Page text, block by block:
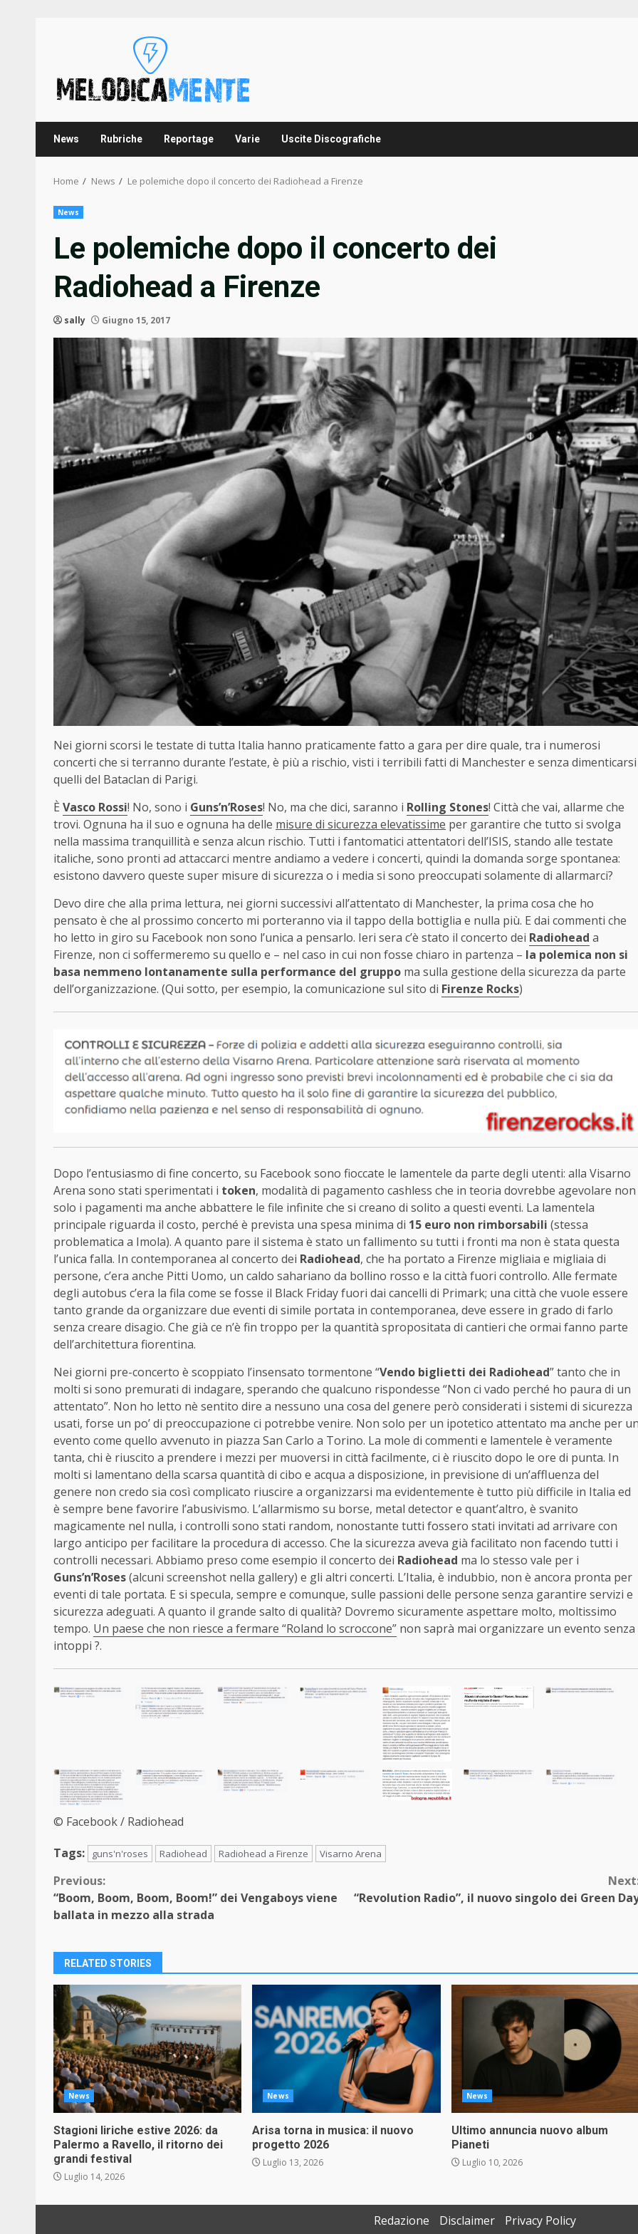
News Rubriche Reportage Varie Uscite Discografiche
Home News Le polemiche dopo il concerto dei Radiohead a Firenze
News
Le polemiche dopo il concerto dei
Radiohead a Firenze
sally Giugno 15, 2017
Nei giorni scorsi le testate di tutta Italia hanno praticamente fatto a gara per dire quale, tra i numerosi
concerti che si terranno durante l’estate, è più a rischio, visti i terribili fatti di Manchester e senza dimenticarsi
quelli del Bataclan di Parigi.
È Vasco Rossi! No, sono i Guns’n’Roses! No, ma che dici, saranno i Rolling Stones! Città che vai, allarme che
trovi. Ognuna ha il suo e ognuna ha delle misure di sicurezza elevatissime per garantire che tutto si svolga
nella massima tranquillità e senza alcun rischio. Tutti i fantomatici attentatori dell’ISIS, stando alle testate
italiche, sono pronti ad attaccarci mentre andiamo a vedere i concerti, quindi la domanda sorge spontanea:
esistono davvero queste super misure di sicurezza o i media si sono preoccupati solamente di allarmarci?
Devo dire che alla prima lettura, nei giorni successivi all’attentato di Manchester, la prima cosa che ho
pensato è che al prossimo concerto mi porteranno via il tappo della bottiglia e nulla più. E dai commenti che
ho letto in giro su Facebook non sono l’unica a pensarlo. Ieri sera c’è stato il concerto dei Radiohead a
Firenze, non ci soffermeremo su quello e – nel caso in cui non fosse chiaro in partenza – la polemica non si
basa nemmeno lontanamente sulla performance del gruppo ma sulla gestione della sicurezza da parte
dell’organizzazione. (Qui sotto, per esempio, la comunicazione sul sito di Firenze Rocks)
Dopo l’entusiasmo di fine concerto, su Facebook sono fioccate le lamentele da parte degli utenti: alla Visarno
Arena sono stati sperimentati i token, modalità di pagamento cashless che in teoria dovrebbe agevolare non
solo i pagamenti ma anche abbattere le file infinite che si creano di solito a questi eventi. La lamentela
principale riguarda il costo, perché è prevista una spesa minima di 15 euro non rimborsabili (stessa
problematica a Imola). A quanto pare il sistema è stato un fallimento su tutti i fronti ma non è stata questa
l’unica falla. In contemporanea al concerto dei Radiohead, che ha portato a Firenze migliaia e migliaia di
persone, c’era anche Pitti Uomo, un caldo sahariano da bollino rosso e la città fuori controllo. Alle fermate
degli autobus c’era la fila come se fosse il Black Friday fuori dai cancelli di Primark; una città che vuole essere
tanto grande da organizzare due eventi di simile portata in contemporanea, deve essere in grado di farlo
senza creare disagio. Che già ce n’è fin troppo per la quantità spropositata di cantieri che ormai fanno parte
dell’architettura fiorentina.
Nei giorni pre-concerto è scoppiato l’insensato tormentone “Vendo biglietti dei Radiohead” tanto che in
molti si sono premurati di indagare, sperando che qualcuno rispondesse “Non ci vado perché ho paura di un
attentato”. Non ho letto nè sentito dire a nessuno una cosa del genere però considerati i sistemi di sicurezza
usati, forse un po’ di preoccupazione ci potrebbe venire. Non solo per un ipotetico attentato ma anche per
evento come quello avvenuto in piazza San Carlo a Torino. La mole di commenti e lamentele è veramente
tanta, chi è riuscito a prendere i mezzi per muoversi in città facilmente, ci è riuscito dopo le ore di punta. In
molti si lamentano della scarsa quantità di cibo e acqua a disposizione, in previsione di un’affluenza del
genere non credo sia così complicato riuscire a organizzarsi ma evidentemente è tutto più difficile in Italia ed
è sempre bene favorire l’abusivismo. L’allarmismo su borse, metal detector e quant’altro, è svanito
magicamente nel nulla, i controlli sono stati random, nonostante tutti fossero stati invitati ad arrivare con
largo anticipo per facilitare la procedura di accesso. Che la sicurezza aveva già facilitato non facendo tutti i
controlli necessari. Abbiamo preso come esempio il concerto dei Radiohead ma lo stesso vale per i
Guns’n’Roses(alcuni screenshot nella gallery) e gli altri concerti. L’Italia, è indubbio, non è ancora pronta per
eventi di tale portata. E si specula, sempre e comunque, sulle passioni delle persone senza garantire servizi e
sicurezza adeguati. A quanto il grande salto di qualità? Dovremo sicuramente aspettare molto, moltissimo
tempo. Un paese che non riesce a fermare “Roland lo scroccone” non saprà mai organizzare un evento senza
intoppi ?.
© Facebook / Radiohead
Tags:
guns'n'roses Radiohead Radiohead a Firenze Visarno Arena
Continue
Reading
Previous:
“Boom, Boom, Boom, Boom!” dei Vengaboys viene
ballata in mezzo alla strada
“Revolution Radio”, il nuovo singolo dei Green
RELATED STORIES
News
Stagioni liriche estive 2026: da
Palermo a Ravello, il ritorno dei
grandi festival
Luglio 14, 2026
News
Arisa torna in musica: il nuovo
progetto 2026
Luglio 13, 2026
News
Ultimo annuncia nuovo album
Pianeti
Luglio 10, 2026
Redazione Disclaimer Privacy Policy